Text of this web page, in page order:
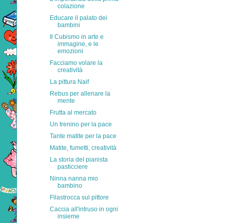
colazione
Educare il palato dei
bambini
Il Cubismo in arte e
immagine, e le
emozioni
Facciamo volare la
creatività
La pittura Naif
Rebus per allenare la
mente
Frutta al mercato
Un trenino per la pace
Tante matite per la pace
Matite, fumetti, creatività
La storia del pianista
pasticciere
Ninna nanna mio
bambino
Filastrocca sul pittore
Caccia all'intruso in ogni
insieme